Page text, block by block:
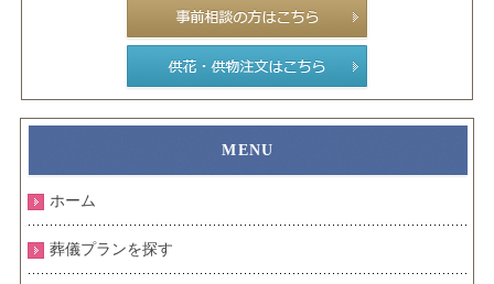
ホーム
葬儀プランを探す